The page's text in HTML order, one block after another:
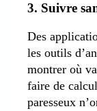
3. Suivre
Des
les outils
montrer où
faire de
paresseux